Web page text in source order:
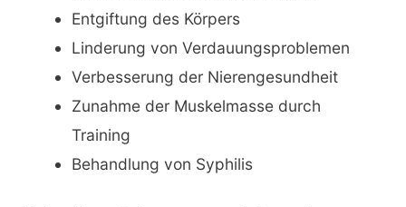
Entgiftung des Körpers
Linderung von Verdauungsproblemen
Verbesserung der Nierengesundheit
Zunahme der Muskelmasse durch
Training
Behandlung von Syphilis